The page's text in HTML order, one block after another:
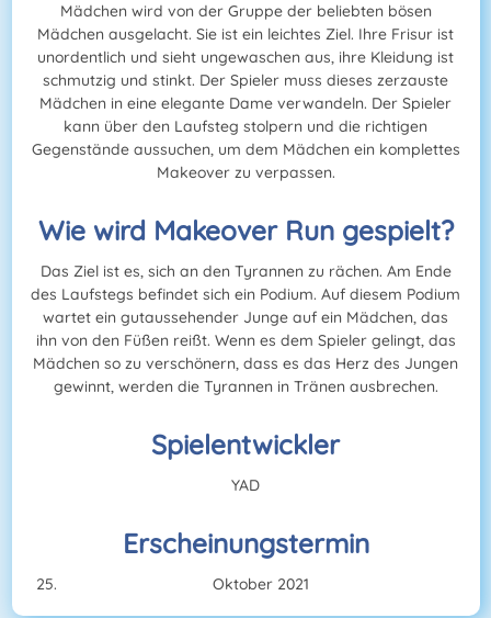
Mädchen wird von der Gruppe der beliebten bösen
Mädchen ausgelacht. Sie ist ein leichtes Ziel. Ihre Frisur ist
unordentlich und sieht ungewaschen aus, ihre Kleidung ist
schmutzig und stinkt. Der Spieler muss dieses zerzauste
Mädchen in eine elegante Dame verwandeln. Der Spieler
kann über den Laufsteg stolpern und die richtigen
Gegenstände aussuchen, um dem Mädchen ein komplettes
Makeover zu verpassen.
Wie wird Makeover Run gespielt?
Das Ziel ist es, sich an den Tyrannen zu rächen. Am Ende
des Laufstegs befindet sich ein Podium. Auf diesem Podium
wartet ein gutaussehender Junge auf ein Mädchen, das
ihn von den Füßen reißt. Wenn es dem Spieler gelingt, das
Mädchen so zu verschönern, dass es das Herz des Jungen
gewinnt, werden die Tyrannen in Tränen ausbrechen.
Spielentwickler
YAD
Erscheinungstermin
Oktober 2021